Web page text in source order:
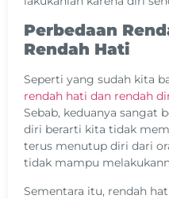
Perbedaan
Rendah Hati
Seperti yang sudah kita
rendah hati dan rendah
Sebab, keduanya sangat
diri berarti kita tidak
terus menutup diri dari
tidak mampu
Sementara itu, rendah